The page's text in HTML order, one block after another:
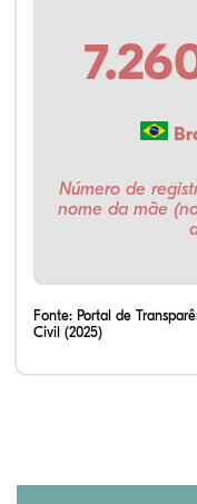
Número de
nome da mãe
Fonte: Portal de
Civil (2025)